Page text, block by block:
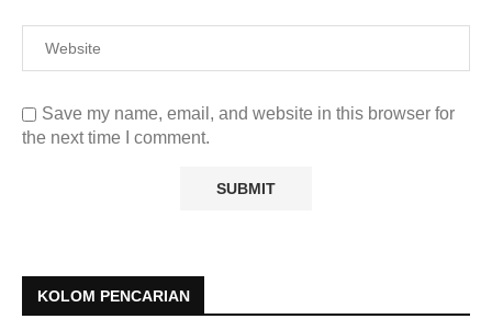
Save my name, email, and website in this browser for
the next time I comment.
KOLOM PENCARIAN